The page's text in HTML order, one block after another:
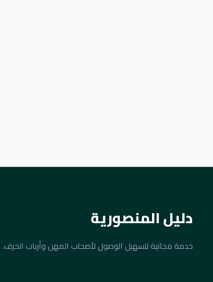
دليل المنصورية
خدمة مجانية لتسهيل الوصول لأصحاب المهن وأرباب الحرف.